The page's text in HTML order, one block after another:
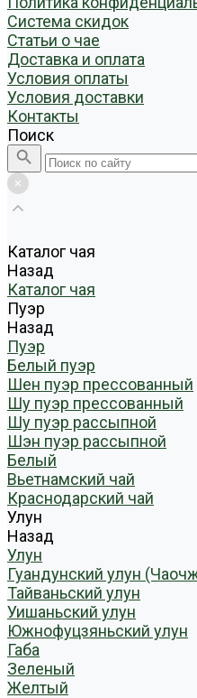
Система скидок
Статьи о чае
Доставка и оплата
Условия оплаты
Условия доставки
Контакты
Поиск
Каталог чая
Назад
Каталог чая
Пуэр
Назад
Пуэр
Белый пуэр
Шен пуэр прессованный
Шу пуэр прессованный
Шу пуэр рассыпной
Шэн пуэр рассыпной
Белый
Вьетнамский чай
Краснодарский чай
Улун
Назад
Улун
Гуандунский улун
Тайваньский улун
Уишаньский улун
Южнофуцзяньский улун
Габа
Зеленый
Желтый